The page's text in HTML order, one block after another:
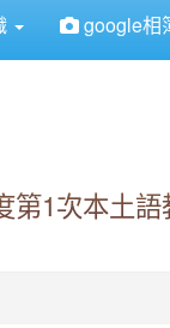
google相
1次本土